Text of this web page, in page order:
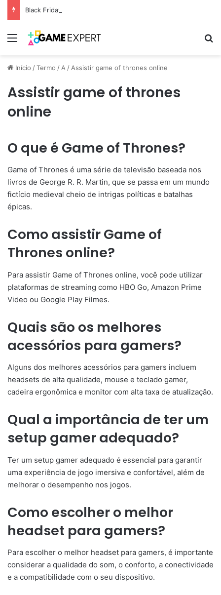
Black Friday: descontos incríveis em eletrônicos
Menu
Início /Termo / A / Assistir game of thrones online
Assistir game of thrones
online
O que é Game of Thrones?
Game of Thrones é uma série de televisão baseada nos
livros de George R. R. Martin, que se passa em um mundo
fictício medieval cheio de intrigas políticas e batalhas
épicas.
Como assistir Game of
Thrones online?
Para assistir Game of Thrones online, você pode utilizar
plataformas de streaming como HBO Go, Amazon Prime
Video ou Google Play Filmes.
Quais são os melhores
acessórios para gamers?
Alguns dos melhores acessórios para gamers incluem
headsets de alta qualidade, mouse e teclado gamer,
cadeira ergonômica e monitor com alta taxa de atualização.
Qual a importância de ter um
setup gamer adequado?
Ter um setup gamer adequado é essencial para garantir
uma experiência de jogo imersiva e confortável, além de
melhorar o desempenho nos jogos.
Como escolher o melhor
headset para gamers?
Para escolher o melhor headset para gamers, é importante
considerar a qualidade do som, o conforto, a conectividade
e a compatibilidade com o seu dispositivo.